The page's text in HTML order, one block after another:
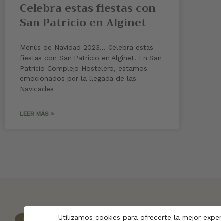
Celebra estas fiestas con
San Patricio en Alginet
Menús de Navidad 2023… Celebra estas
fiestas con San Patricio en Alginet. En San
Patricio Complejo Hostelero, estamos
emocionados por la llegada de las
Navidades
LEER MÁS »
Utilizamos cookies para ofrecerte la mejor